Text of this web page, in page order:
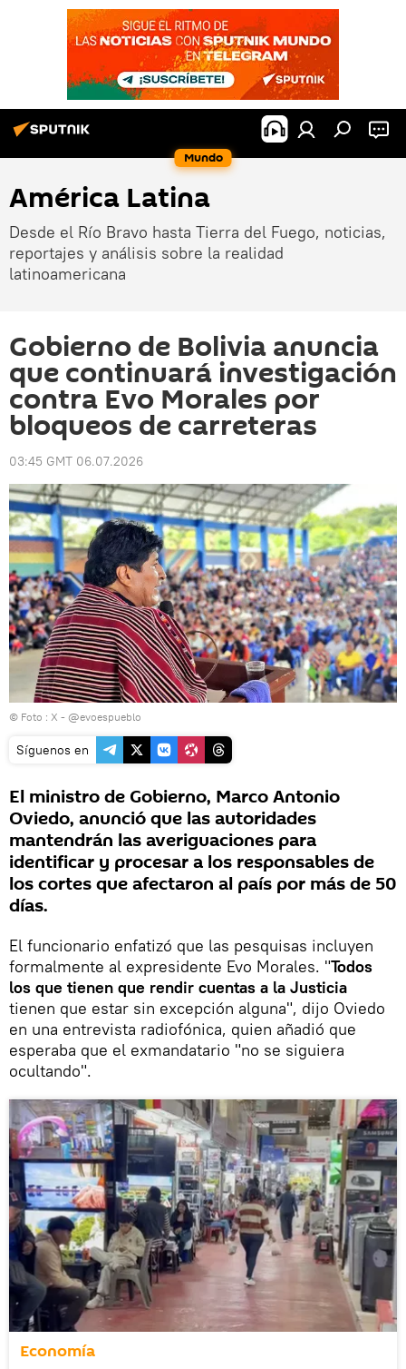
Mundo
América Latina
Desde el Río Bravo hasta Tierra del Fuego, noticias,
reportajes y análisis sobre la realidad
latinoamericana
Gobierno de Bolivia anuncia
que continuará investigación
contra Evo Morales por
bloqueos de carreteras
03:45 GMT 06.07.2026
© Foto : X - @evoespueblo
Síguenos en
El ministro de Gobierno, Marco Antonio
Oviedo, anunció que las autoridades
mantendrán las averiguaciones para
identificar y procesar a los responsables de
los cortes que afectaron al país por más de 50
días.
El funcionario enfatizó que las pesquisas incluyen
formalmente al expresidente Evo Morales. "Todos
los que tienen que rendir cuentas a la Justicia
tienen que estar sin excepción alguna", dijo Oviedo
en una entrevista radiofónica, quien añadió que
esperaba que el exmandatario "no se siguiera
ocultando".
Economía